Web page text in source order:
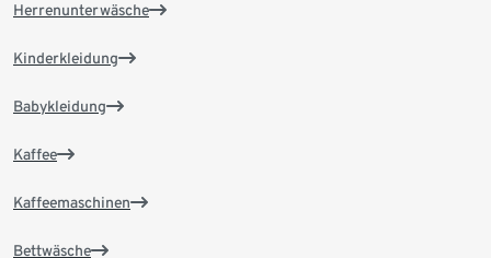
Herrenunterwäsche
Kinderkleidung
Babykleidung
Kaffee
Kaffeemaschinen
Bettwäsche